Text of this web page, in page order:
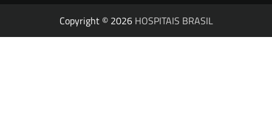
Copyright © 2026 HOSPITAIS BRASIL